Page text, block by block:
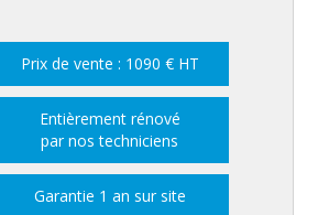
Prix de vente : 1090 € HT
Entièrement rénové
par nos techniciens
Garantie 1 an sur site